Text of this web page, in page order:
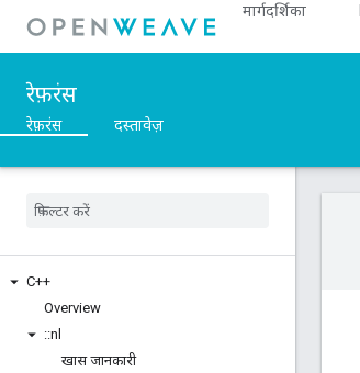
मार्गदर्शिका
रेफ़रंस
रेफ़रंस दस्तावेज़
C++
Overview
::nl
खास जानकारी